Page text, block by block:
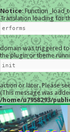
Notice: Function
Translation loading for
erforms
domain was triggered
the plugin or theme
init
action or later. Please
(This message was
/home/u7958293/